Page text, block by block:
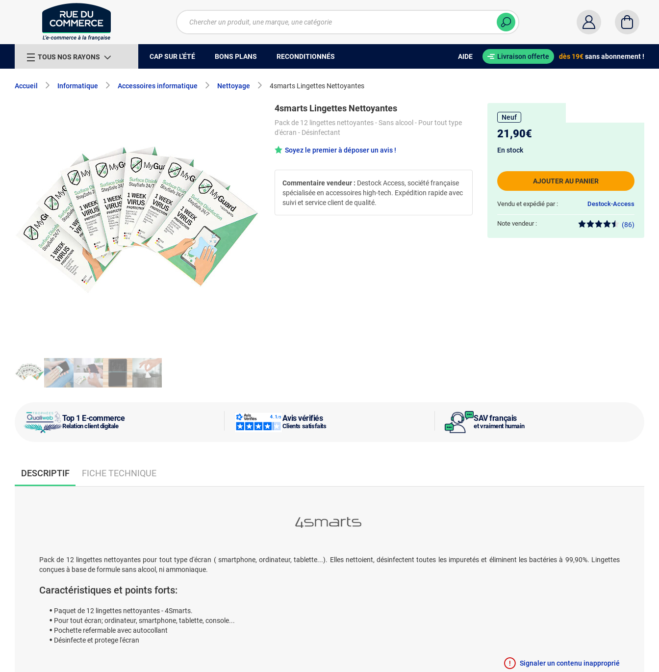
TOUS NOS RAYONS CAP SUR L'ÉTÉ BONS PLANS RECONDITIONNÉS AIDE Livraison offerte dès 19€sans abonnement !
Accueil Informatique Accessoires informatique Nettoyage 4smarts Lingettes Nettoyantes
Top 1 E-commerce
Relation client digitale
Avis vérifiés
Clients satisfaits
SAV français
et vraiment humain
4smarts Lingettes Nettoyantes
Pack de 12 lingettes nettoyantes - Sans alcool - Pour tout type
d'écran - Désinfectant
Soyez le premier à déposer un avis !
Commentaire vendeur : Destock Access, société française
spécialisée en accessoires high-tech. Expédition rapide avec
suivi et service client de qualité.
Neuf
21,90€
AJOUTER AU PANIER
En stock
Vendu et expédié par : Destock-Access
Note vendeur : (86)
DESCRIPTIF FICHE TECHNIQUE
Pack de 12 lingettes nettoyantes pour tout type d'écran ( smartphone, ordinateur, tablette...). Elles nettoient, désinfectent toutes les impuretés et éliminent les bactéries à 99,90%. Lingettes
conçues à base de formule sans alcool, ni ammoniaque.
Caractéristiques et points forts:
Paquet de 12 lingettes nettoyantes - 4Smarts.
Pour tout écran; ordinateur, smartphone, tablette, console...
Pochette refermable avec autocollant
Désinfecte et protege l'écran
Signaler un contenu inapproprié